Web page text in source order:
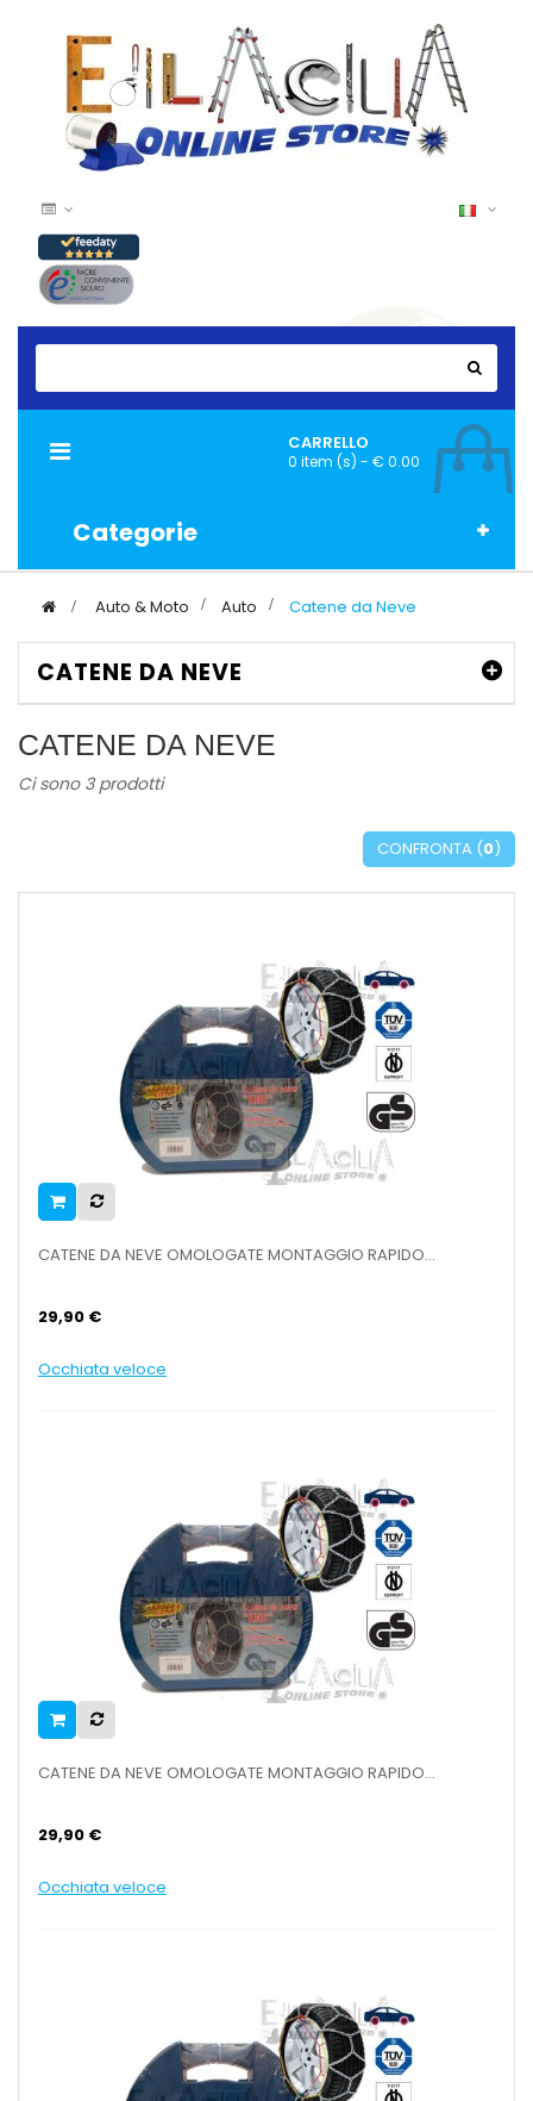
CARRELLO
0 item (s) - € 0.00
Categorie
Navigazione
> Auto & Moto > Auto > Catene da Neve
CATENE DA NEVE
CATENE DA NEVE
Ci sono 3 prodotti
CONFRONTA (0)
CATENE DA NEVE OMOLOGATE MONTAGGIO RAPIDO...
29,90 €
Occhiata veloce
CATENE DA NEVE OMOLOGATE MONTAGGIO RAPIDO...
29,90 €
Occhiata veloce